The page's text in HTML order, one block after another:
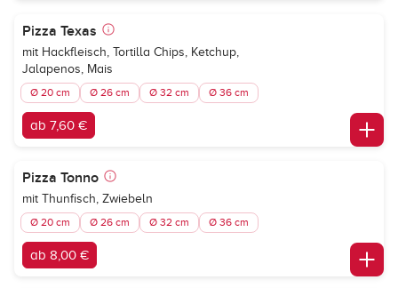
Pizza Texas
mit Hackfleisch, Tortilla Chips, Ketchup,
Jalapenos, Mais
Ø 20 cm Ø 26 cm Ø 32 cm Ø 36 cm
ab 7,60 €
Pizza Tonno
mit Thunfisch, Zwiebeln
Ø 20 cm Ø 26 cm Ø 32 cm Ø 36 cm
ab 8,00 €